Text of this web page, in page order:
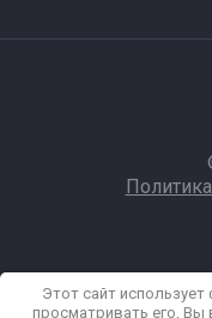
Этот сайт
просматривать его, Вы